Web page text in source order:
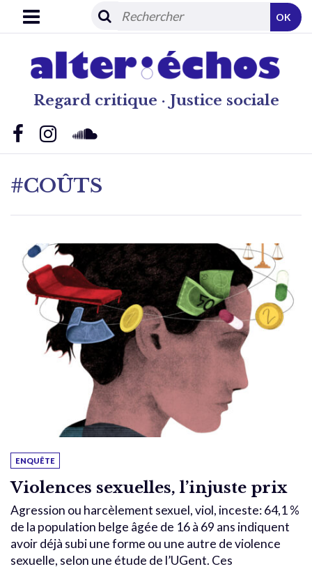
Regard critique · Justice sociale
OK
#COÛTS
ENQUÊTE
Violences sexuelles, l’injuste prix
Agression ou harcèlement sexuel, viol, inceste: 64,1 %
de la population belge âgée de 16 à 69 ans indiquent
avoir déjà subi une forme ou une autre de violence
sexuelle, selon une étude de l’UGent. Ces